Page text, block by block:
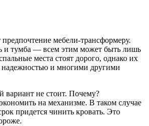
мебели-трансформеру.
и тумба — всем этим может быть лишь
места стоят дорого, однако их
надежностью и многими другими
вариант не стоит. Почему?
на механизме. В таком случае
придется чинить кровать. Это